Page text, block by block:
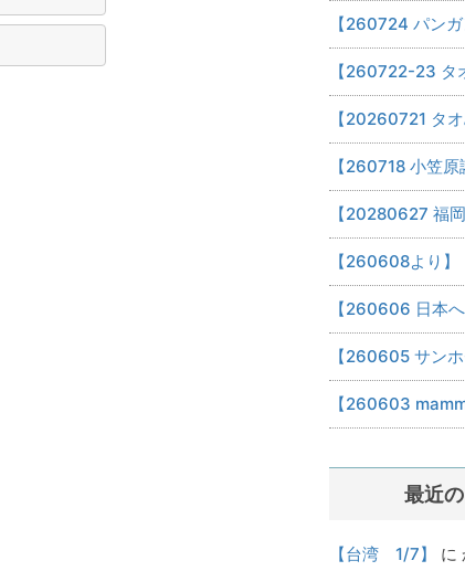
【260724 パンガ
【260722-23 タ
【20260721 タオ
【260718 小笠原
【20280627 福岡
【260608より】
【260606 日本へ
【260605 サンホ
【260603
最近
【台湾 1/7】 に